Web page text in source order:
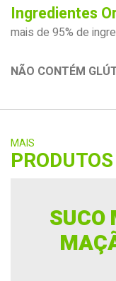
Ingredientes
mais de 95% de
NÃO CONTÉM
MAIS
PRODUTOS
SUCO